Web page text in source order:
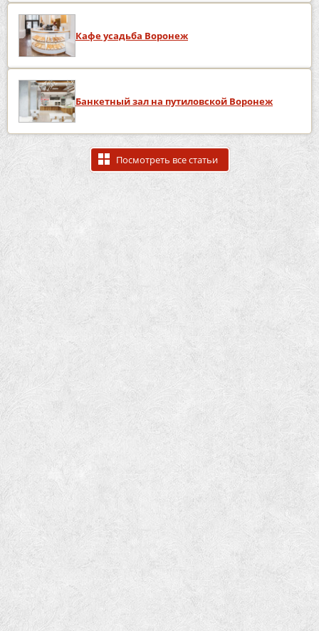
Кафе усадьба Воронеж
Банкетный зал на путиловской Воронеж
Посмотреть все статьи